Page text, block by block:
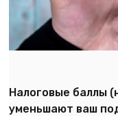
Налоговые баллы
уменьшают ваш